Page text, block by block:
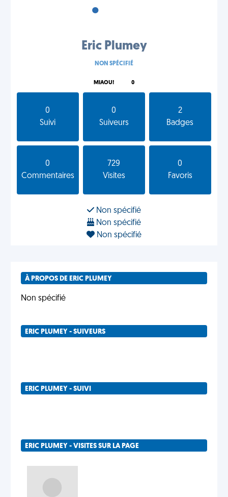
•
Eric Plumey
NON SPÉCIFIÉ
MIAOU! 0
0
Suivi
0
Suiveurs
2
Badges
0
Commentaires
729
Visites
0
Favoris
Non spécifié
Non spécifié
Non spécifié
À PROPOS DE ERIC PLUMEY
Non spécifié
ERIC PLUMEY - SUIVEURS
ERIC PLUMEY - SUIVI
ERIC PLUMEY - VISITES SUR LA PAGE